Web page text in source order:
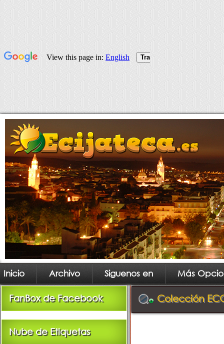
Inicio Archivo Siguenos en Más
FanBox de Facebook
Nube de Etiquetas
Colección